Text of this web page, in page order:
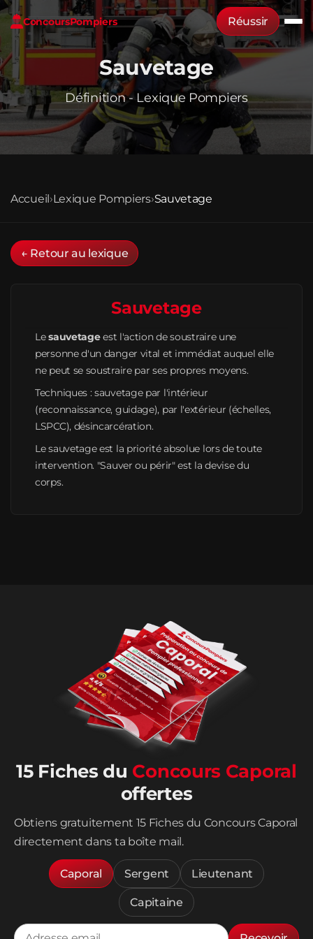
ConcoursPompiers Réussir
Sauvetage
Définition - Lexique Pompiers
Accueil›Lexique Pompiers›Sauvetage
← Retour au lexique
Sauvetage
Lesauvetageest l'action de soustraire une
personne d'un danger vital et immédiat auquel elle
ne peut se soustraire par ses propres moyens.
Techniques : sauvetage par l'intérieur
(reconnaissance, guidage), par l'extérieur (échelles,
LSPCC), désincarcération.
Le sauvetage est la priorité absolue lors de toute
intervention. "Sauver ou périr" est la devise du
corps.
15 Fiches du Concours Caporal
offertes
Obtiens gratuitement 15 Fiches du Concours Caporal
directement dans ta boîte mail.
Caporal Sergent Lieutenant
Capitaine